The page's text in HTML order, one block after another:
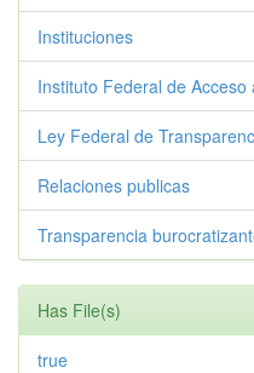
Instituciones
Instituto Federal de Acceso
Ley Federal de
Relaciones publicas
Transparencia
Has File(s)
true